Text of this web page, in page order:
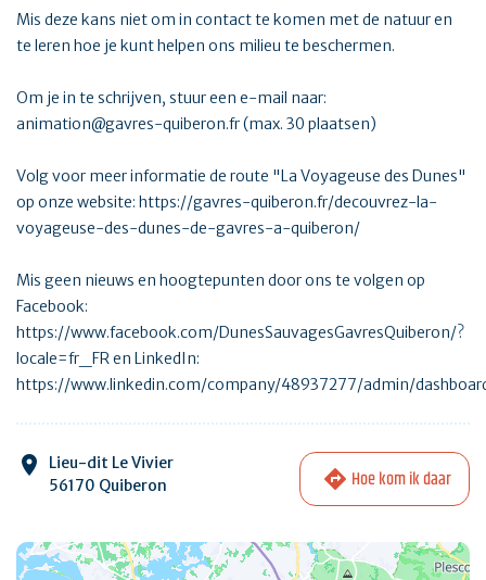
Mis deze kans niet om in contact te komen met de natuur en
te leren hoe je kunt helpen ons milieu te beschermen.
Om je in te schrijven, stuur een e-mail naar:
animation@gavres-quiberon.fr (max. 30 plaatsen)
Volg voor meer informatie de route "La Voyageuse des Dunes"
op onze website: https://gavres-quiberon.fr/decouvrez-la-
voyageuse-des-dunes-de-gavres-a-quiberon/
Mis geen nieuws en hoogtepunten door ons te volgen op
Facebook:
https://www.facebook.com/DunesSauvagesGavresQuiberon/?
locale=fr_FR en LinkedIn:
https://www.linkedin.com/company/48937277/admin/
Lieu-dit Le Vivier
56170 Quiberon
Hoe kom ik daar